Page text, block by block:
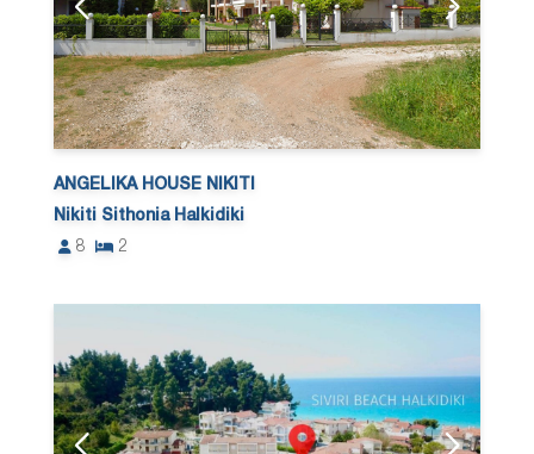
ANGELIKA HOUSE NIKITI
Nikiti Sithonia Halkidiki
8
2